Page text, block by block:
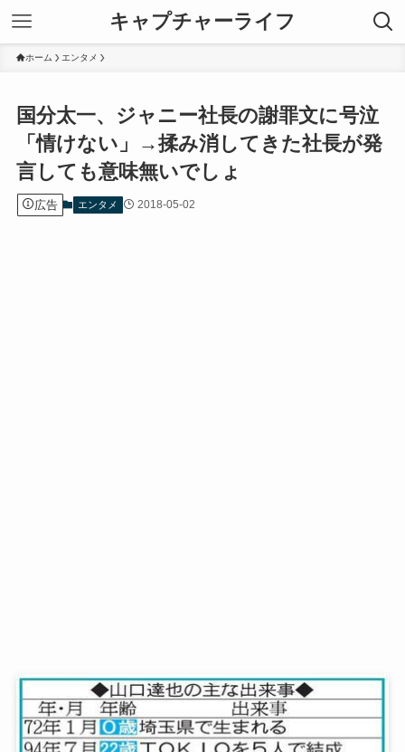
キャプチャーライフ
ホーム エンタメ
国分太一、ジャニー社長の謝罪文に号泣
「情けない」→揉み消してきた社長が発
言しても意味無いでしょ
広告 エンタメ 2018-05-02